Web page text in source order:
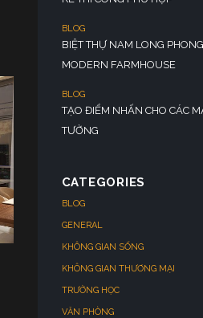
CATEGORIES
BLOG
GENERAL
KHÔNG GIAN SỐNG
KHÔNG GIAN THƯƠNG MẠI
TRƯỜNG HỌC
VĂN PHÒNG